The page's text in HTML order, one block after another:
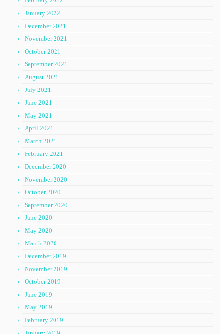
January 2022
December 2021
November 2021
October 2021
September 2021
August 2021
July 2021
June 2021
May 2021
April 2021
March 2021
February 2021
December 2020
November 2020
October 2020
September 2020
June 2020
May 2020
March 2020
December 2019
November 2019
October 2019
June 2019
May 2019
February 2019